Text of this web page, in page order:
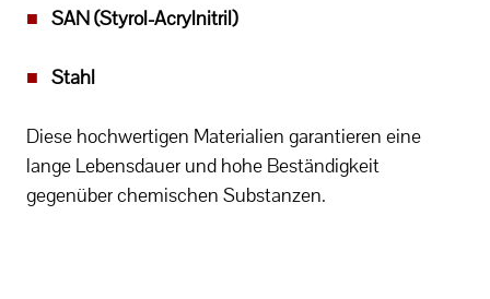
■ SAN (Styrol-Acrylnitril)
■ Stahl
Diese hochwertigen Materialien garantieren eine
lange Lebensdauer und hohe Beständigkeit
gegenüber chemischen Substanzen.